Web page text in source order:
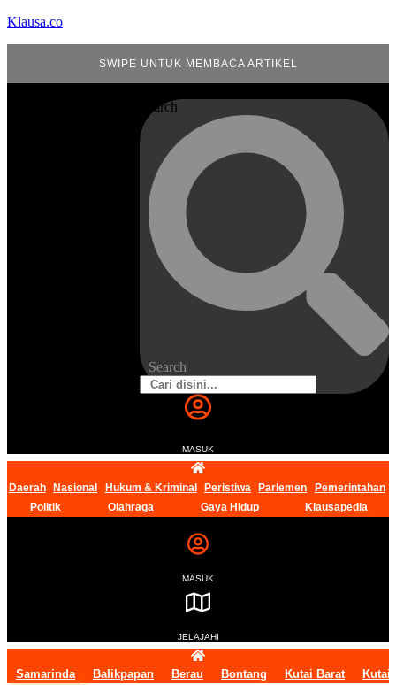
Klausa.co
SWIPE UNTUK MEMBACA ARTIKEL
Search
Search
MASUK
Daerah Nasional Hukum & Kriminal Peristiwa Parlemen
Pemerintahan
Politik
Olahraga Gaya Hidup Klausapedia
MASUK
JELAJAHI
Samarinda Balikpapan Berau Bontang Kutai Barat Kutai